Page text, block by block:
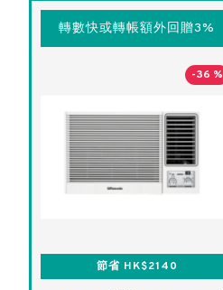
轉數快或轉帳額外回贈3%
-36 %
節省 HK$2140